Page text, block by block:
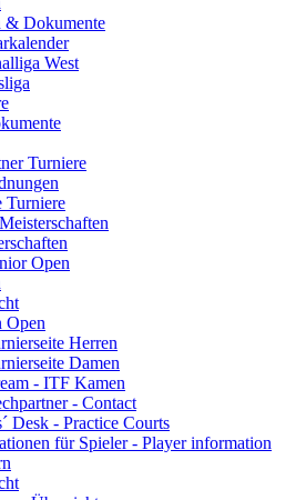
& Dokumente
West
Turniere
Turniere
Open
Open
Herren
Damen
- ITF Kamen
- Contact
Desk - Practice Courts
für Spieler - Player information